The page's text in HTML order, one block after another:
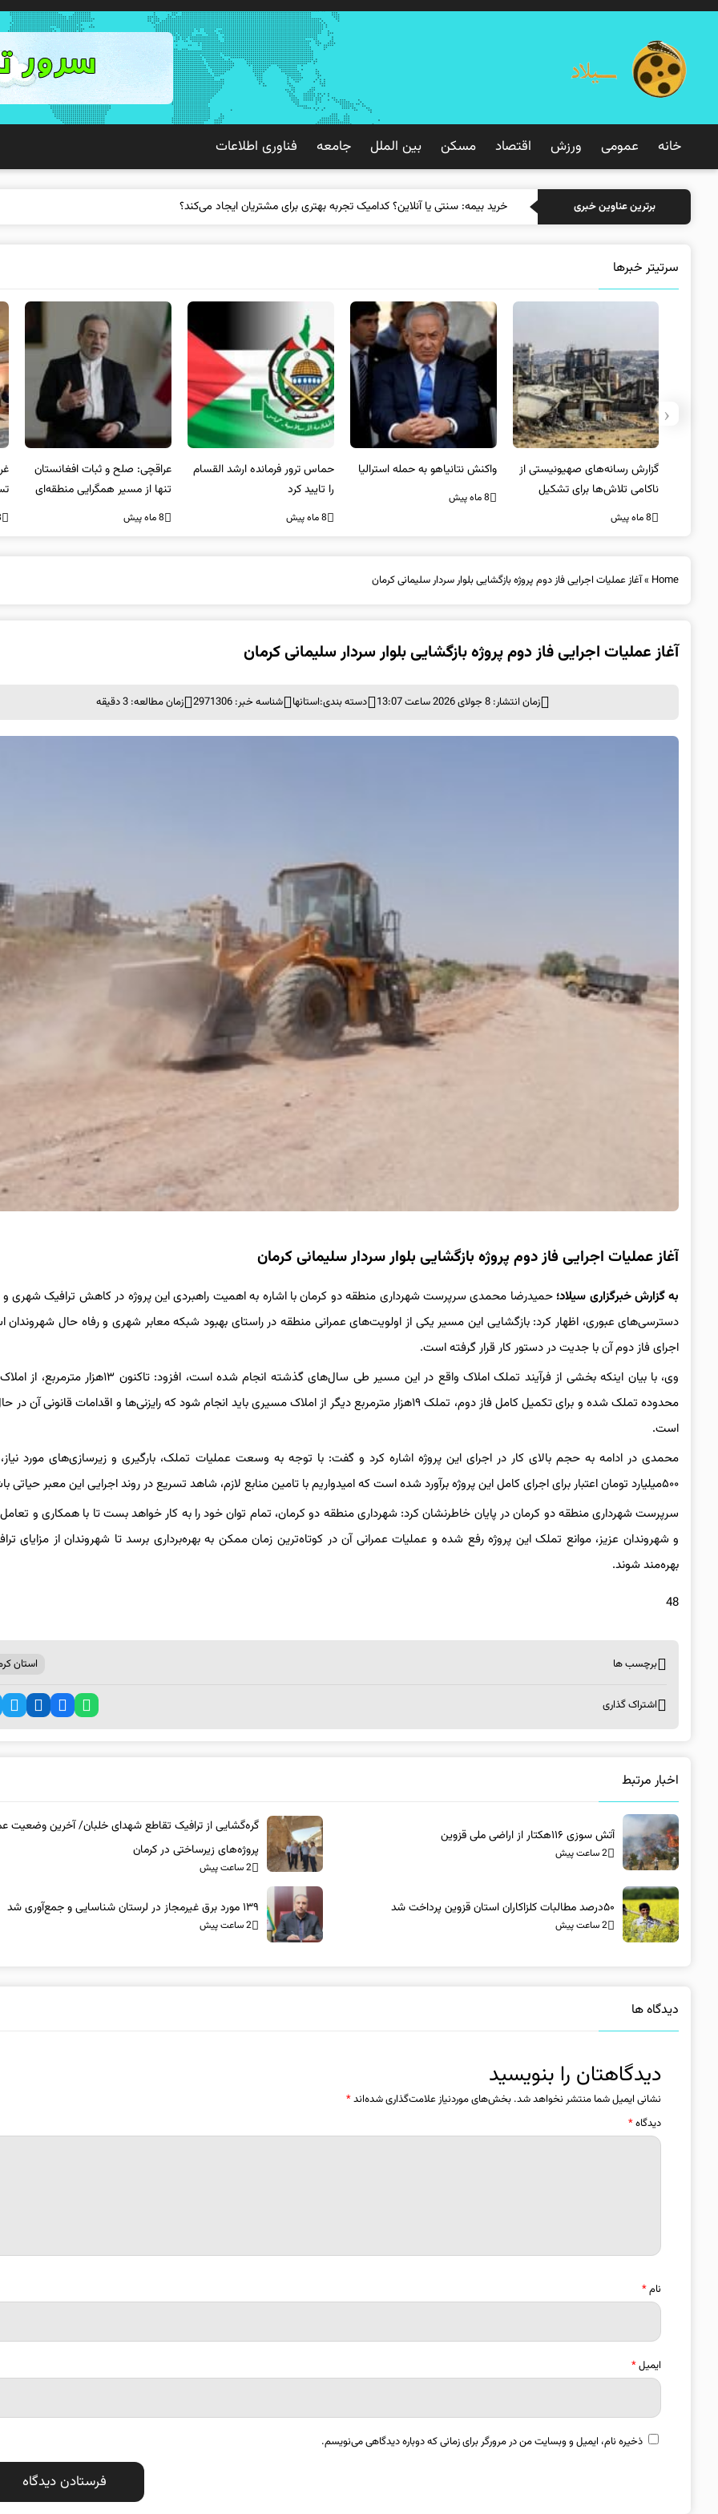
خانه عمومی ورزش اقتصاد مسکن بین الملل جامعه فناوری اطلاعات
برترین عناوین خبری خرید
سرتیتر خبرها
واکنش نتانیاهو به حمله استرالیا
حماس ترور فرمانده ارشد القسام
را تایید کرد
عراقچی: صلح و ثبات افغانستان
تنها از مسیر همگرایی منطقه‌ای
محقق می‌شود
8 ماه پیش
غریب آبادی: مردم ایران هرگز
تسلیم تهدیدات و تجاوزات
نخواهند شد و متحد و منسجم
8 ماه پیش 8
‹
Home
»آغاز عملیات اجرایی فاز دوم پروژه بازگشایی بلوار سردار سلیمانی کرمان
آغاز عملیات اجرایی فاز دوم پروژه بازگشایی بلوار سردار سلیمانی کرمان
زمان انتشار: 8 جولای 2026 ساعت 13:07 دسته بندی:استانها شناسه خبر: 2971306 زمان مطالعه: 3 دقیقه
آغاز عملیات اجرایی فاز دوم پروژه بازگشایی بلوار سردار سلیمانی کرمان
به گزارش خبرگزاری سیلاد؛حمیدرضا محمدی سرپرست شهرداری منطقه دو کرمان با اشاره به اهمیت راهبردی این پروژه در کاهش ترافیک شهری
دسترسی‌های عبوری، اظهار کرد: بازگشایی این مسیر یکی از اولویت‌های عمرانی منطقه در راستای بهبود شبکه معابر شهری و رفاه حال
اجرای فاز دوم آن با جدیت در دستور کار قرار گرفته است.
وی، با بیان اینکه بخشی از فرآیند تملک املاک واقع در این مسیر طی سال‌های گذشته انجام شده است، افزود:
محدوده تملک شده و برای تکمیل کامل فاز دوم، تملک ۱۹هزار مترمربع دیگر از املاک مسیری باید انجام شود که رایزنی‌ها و اقدامات قانونی آن
است.
محمدی در ادامه به حجم بالای کار در اجرای این پروژه اشاره کرد و گفت: با توجه به وسعت عملیات تملک، بارگیری و زیرسازی‌های مورد نیاز،
۵۰۰میلیارد تومان اعتبار برای اجرای کامل این پروژه برآورد شده است که امیدواریم با تامین منابع لازم، شاهد تسریع در روند اجرایی این معبر حیاتی باشیم.
سرپرست شهرداری منطقه دو کرمان در پایان خاطرنشان کرد: شهرداری منطقه دو کرمان، تمام توان خود را به کار خواهد بست تا با همکاری و
و شهروندان عزیز، موانع تملک این پروژه رفع شده و عملیات عمرانی آن در کوتاه‌ترین زمان ممکن به بهره‌برداری برسد تا شهروندان از مزایای
بهره‌مند شوند.
48
برچسب ها استان
اشتراک گذاری
اخبار مرتبط
آتش سوزی ۱۱۶هکتار از اراضی ملی قزوین
2 ساعت پیش
گره‌گشایی از ترافیک تقاطع شهدای خلبان/ آخرین وضعیت
پروژه‌های زیرساختی در کرمان
2 ساعت پیش
۵۰درصد مطالبات کلزاکاران استان قزوین پرداخت شد
2 ساعت پیش
۱۳۹ مورد برق غیرمجاز در لرستان شناسایی و جمع‌آوری شد
2 ساعت پیش
دیدگاه ها
دیدگاهتان را بنویسید
نشانی ایمیل شما منتشر نخواهد شد. بخش‌های موردنیاز علامت‌گذاری شده‌اند*
دیدگاه*
نام*
ایمیل*
ذخیره نام، ایمیل و وبسایت من در مرورگر برای زمانی که دوباره دیدگاهی می‌نویسم.